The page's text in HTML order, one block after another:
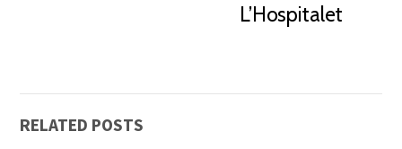
L’Hospitalet
RELATED POSTS